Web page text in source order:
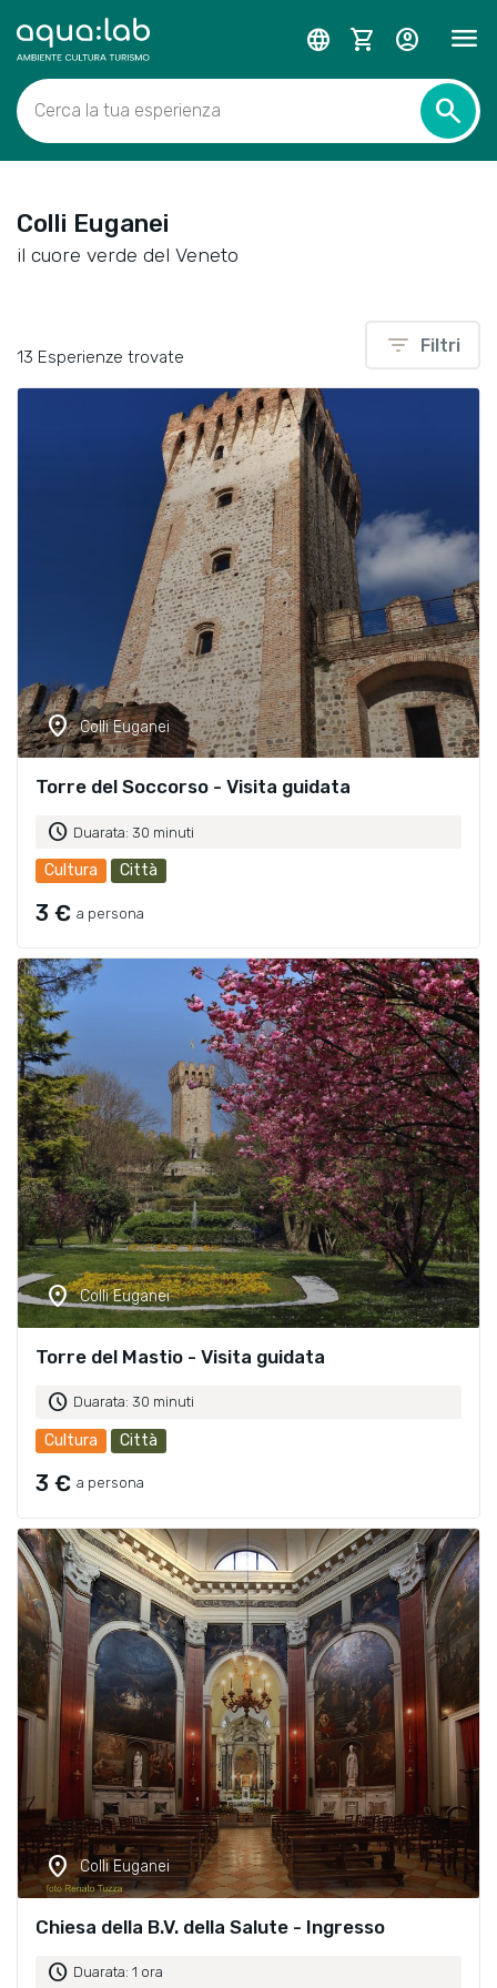
menu
language shopping_cart account_circle
Cerca la tua esperienza search
Colli Euganei
il cuore verde del Veneto
13 Esperienze trovate filter_list Filtri
location_on Colli Euganei
Torre del Soccorso - Visita guidata
schedule Duarata: 30 minuti
Cultura Città
3 € a persona
location_on Colli Euganei
Torre del Mastio - Visita guidata
schedule Duarata: 30 minuti
Cultura Città
3 € a persona
location_on Colli Euganei
Chiesa della B.V. della Salute - Ingresso
schedule Duarata: 1 ora